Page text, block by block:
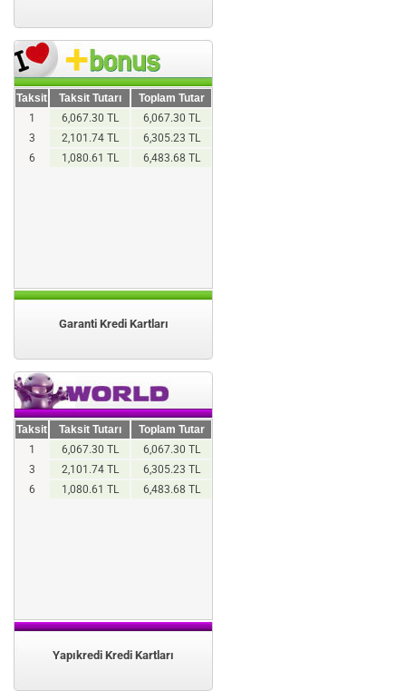
Taksit Taksit Tutarı
Toplam Tutar
1
6,067.30 TL
6,067.30 TL
3
2,101.74 TL
6,305.23 TL
6
1,080.61 TL 6,483.68 TL
Garanti Kredi Kartları
Taksit Taksit Tutarı
Toplam Tutar
1
6,067.30 TL
6,067.30 TL
3
2,101.74 TL
6,305.23 TL
6
1,080.61 TL 6,483.68 TL
Yapıkredi Kredi Kartları